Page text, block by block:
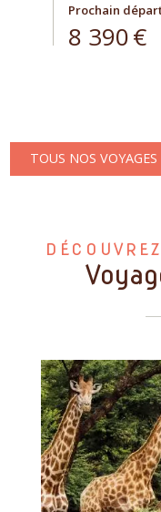
Prochain
8 390€
TOUS NOS